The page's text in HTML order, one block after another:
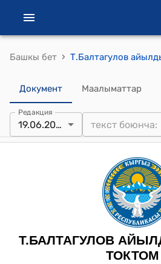
Башкы бет ›
Документ Маалыматтар
Редакция
19.06.2025